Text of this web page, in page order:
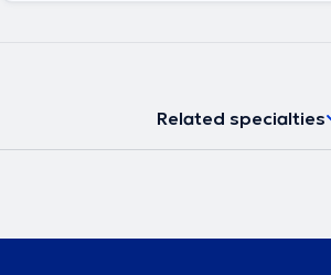
Related specialties